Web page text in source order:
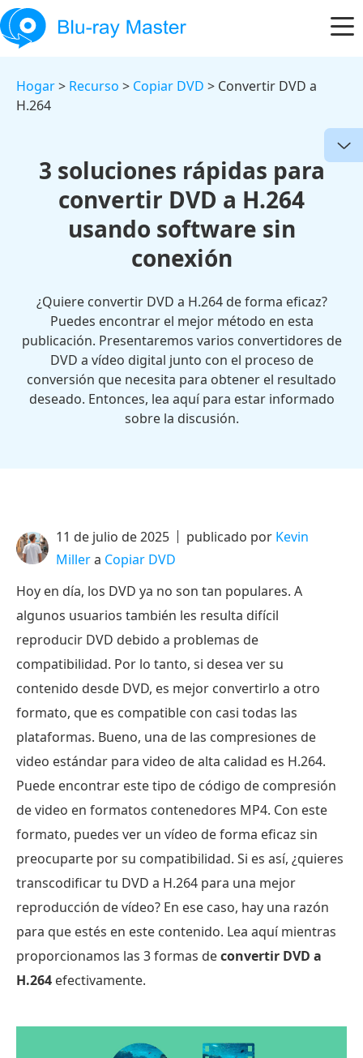
Hogar> Recurso > Copiar DVD > Convertir DVD a
H.264
3 soluciones rápidas para
convertir DVD a H.264
usando software sin
conexión
¿Quiere convertir DVD a H.264 de forma eficaz?
Puedes encontrar el mejor método en esta
publicación. Presentaremos varios convertidores de
DVD a vídeo digital junto con el proceso de
conversión que necesita para obtener el resultado
deseado. Entonces, lea aquí para estar informado
sobre la discusión.
11 de julio de 2025 publicado por Kevin
Millera Copiar DVD
Hoy en día, los DVD ya no son tan populares. A
algunos usuarios también les resulta difícil
reproducir DVD debido a problemas de
compatibilidad. Por lo tanto, si desea ver su
contenido desde DVD, es mejor convertirlo a otro
formato, que es compatible con casi todas las
plataformas. Bueno, una de las compresiones de
video estándar para video de alta calidad es H.264.
Puede encontrar este tipo de código de compresión
de video en formatos contenedores MP4. Con este
formato, puedes ver un vídeo de forma eficaz sin
preocuparte por su compatibilidad. Si es así, ¿quieres
transcodificar tu DVD a H.264 para una mejor
reproducción de vídeo? En ese caso, hay una razón
para que estés en este contenido. Lea aquí mientras
proporcionamos las 3 formas deconvertir DVD a
H.264 efectivamente.